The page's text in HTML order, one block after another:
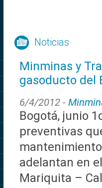
Noticias
Minminas y
gasoducto del
6/4/2012 -
Bogotá, junio
preventivas
adelantan en
Mariquita –